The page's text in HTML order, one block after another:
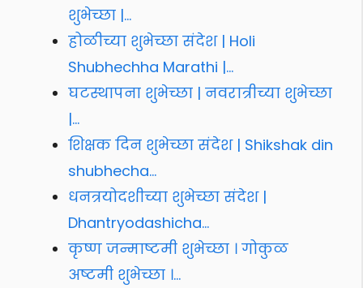
शुभेच्छा |…
होळीच्या शुभेच्छा संदेश | Holi
Shubhechha Marathi |…
घटस्थापना शुभेच्छा | नवरात्रीच्या शुभेच्छा
|…
शिक्षक दिन शुभेच्छा संदेश | Shikshak din
shubhecha…
धनत्रयोदशीच्या शुभेच्छा संदेश |
Dhantryodashicha…
कृष्ण जन्माष्टमी शुभेच्छा । गोकुळ
अष्टमी शुभेच्छा ।…